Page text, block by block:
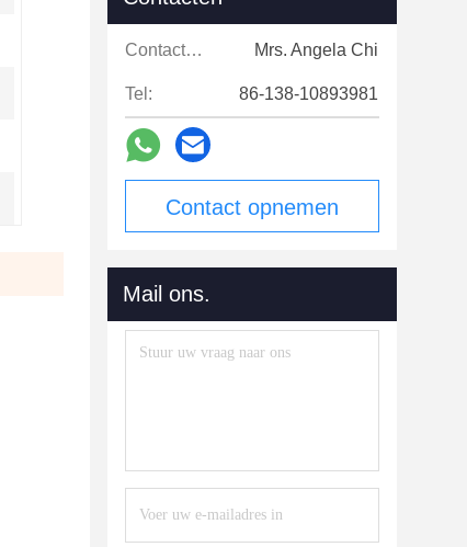
Contacten: Mrs. Angela Chi
Tel: 86-138-10893981
Contact opnemen
Mail ons.